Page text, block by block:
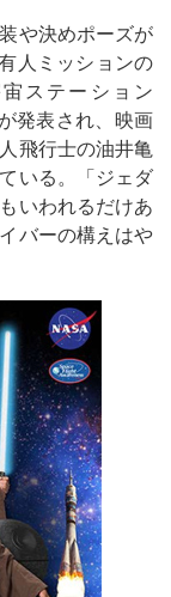
や決めポーズが
人ミッションの
ステーション
発表され、映画
飛行士の油井亀
いる。「ジェダ
いわれるだけあ
バーの構えはや